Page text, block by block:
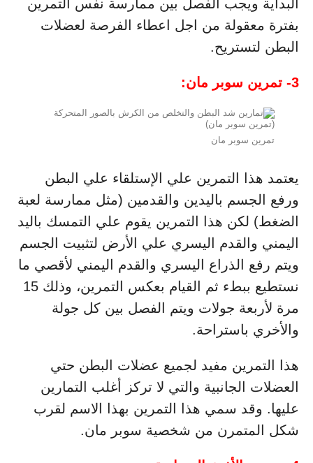
البداية ويجب الفصل بين ممارسة نفس التمرين
بفترة معقولة من اجل اعطاء الفرصة لعضلات
البطن لتستريح.
3- تمرين سوبر مان:
تمرين سوبر مان
يعتمد هذا التمرين علي الإستلقاء علي البطن
ورفع الجسم باليدين والقدمين (مثل ممارسة لعبة
الضغط) لكن هذا التمرين يقوم علي التمسك باليد
اليمني والقدم اليسري علي الأرض لتثبيت الجسم
ويتم رفع الذراع اليسري والقدم اليمني لأقصي ما
نستطيع ببطء ثم القيام بعكس التمرين، وذلك 15
مرة لأربعة جولات ويتم الفصل بين كل جولة
والأخري باستراحة.
هذا التمرين مفيد لجميع عضلات البطن حتي
العضلات الجانبية والتي لا تركز أغلب التمارين
عليها. وقد سمي هذا التمرين بهذا الاسم لقرب
شكل المتمرن من شخصية سوبر مان.